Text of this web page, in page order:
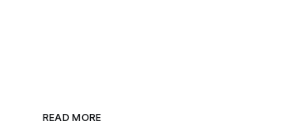
READ MORE